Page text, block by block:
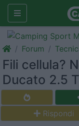
Forum
Fili cellula?
Ducato 2.5
Rispondi